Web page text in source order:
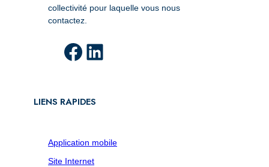
collectivité pour laquelle vous nous
contactez.
Facebook LinkedIn
LIENS RAPIDES
Application mobile
Site Internet